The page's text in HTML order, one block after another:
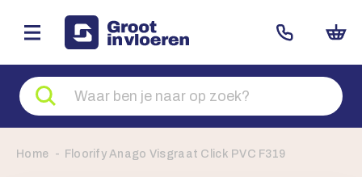
Zoeken
naar
producten
Home Floorify Anago Visgraat Click PVC F319